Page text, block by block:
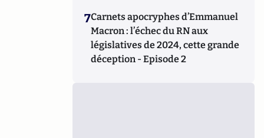
7Carnets apocryphes d’Emmanuel
Macron : l’échec du RN aux
législatives de 2024, cette grande
déception - Episode 2